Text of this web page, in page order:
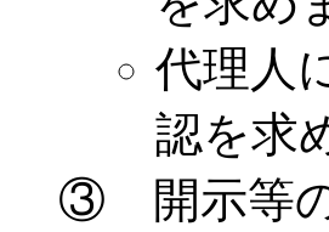
代理人
認を求
③ 開示等の